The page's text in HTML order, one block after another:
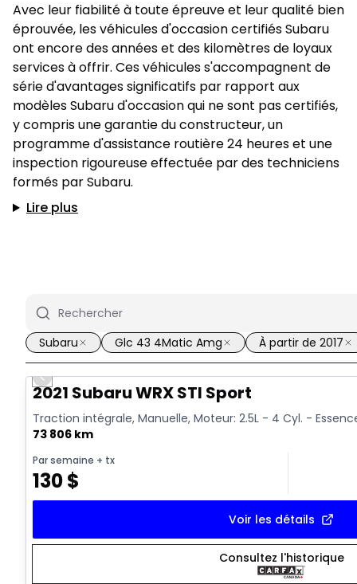
Avec leur fiabilité à toute épreuve et leur qualité bien
éprouvée, les véhicules d'occasion certifiés Subaru
ont encore des années et des kilomètres de loyaux
services à offrir. Ces véhicules s'accompagnent de
série d'avantages significatifs par rapport aux
modèles Subaru d'occasion qui ne sont pas certifiés,
y compris une garantie du constructeur, un
programme d'assistance routière 24 heures et une
inspection rigoureuse effectuée par des techniciens
formés par Subaru.
Lire plus
Subaru Glc 43 4Matic Amg À partir de 2017
Vidéo disponible
Previous slide
2021 Subaru WRX STI Sport
Traction intégrale, Manuelle, Moteur: 2.5L - 4 Cyl. -
73 806 km
Par semaine + tx
130$
Voir les détails
Consultez l'historique